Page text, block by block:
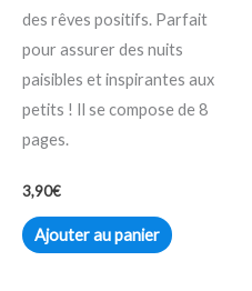
des rêves positifs. Parfait
pour assurer des nuits
paisibles et inspirantes aux
petits ! Il se compose de 8
pages.
3,90€
Ajouter au panier